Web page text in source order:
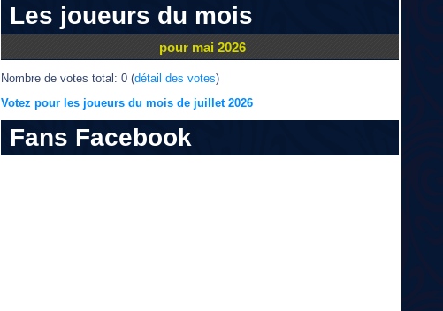
Les joueurs du mois
pour mai 2026
Nombre de votes total: 0 (détail des votes)
Votez pour les joueurs du mois de juillet 2026
Fans Facebook